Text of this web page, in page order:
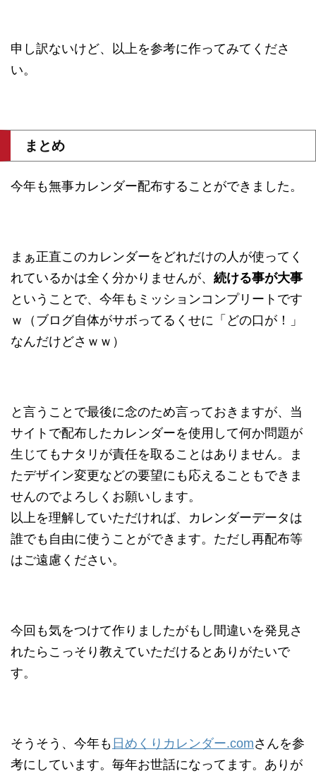
申し訳ないけど、以上を参考に作ってみてくださ
い。
まとめ
今年も無事カレンダー配布することができました。
まぁ正直このカレンダーをどれだけの人が使ってく
れているかは全く分かりませんが、 続ける事が大事
ということで、今年もミッションコンプリートです
ｗ（ブログ自体がサボってるくせに「どの口が！」
なんだけどさｗｗ）
と言うことで最後に念のため言っておきますが、当
サイトで配布したカレンダーを使用して何か問題が
生じてもナタリが責任を取ることはありません。ま
たデザイン変更などの要望にも応えることもできま
せんのでよろしくお願いします。
以上を理解していただければ、カレンダーデータは
誰でも自由に使うことができます。ただし再配布等
はご遠慮ください。
今回も気をつけて作りましたがもし間違いを発見さ
れたらこっそり教えていただけるとありがたいで
す。
そうそう、今年も 日めくりカレンダー.comさんを参
考にしています。毎年お世話になってます。ありが